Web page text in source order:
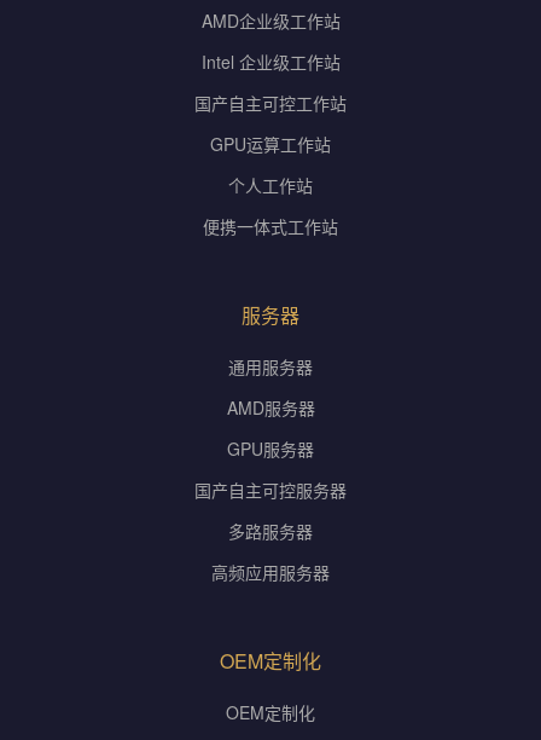
AMD企业级工作站
Intel 企业级工作站
国产自主可控工作站
GPU运算工作站
个人工作站
便携一体式工作站
服务器
通用服务器
AMD服务器
GPU服务器
国产自主可控服务器
多路服务器
高频应用服务器
OEM定制化
OEM定制化